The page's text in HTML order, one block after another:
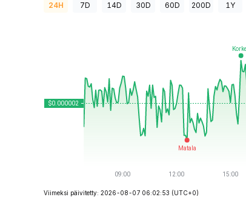
24H 7D 14D 30D 60D 200D 1Y
Viimeksi päivitetty: 2026-08-07 06:02:53 (UTC+0)